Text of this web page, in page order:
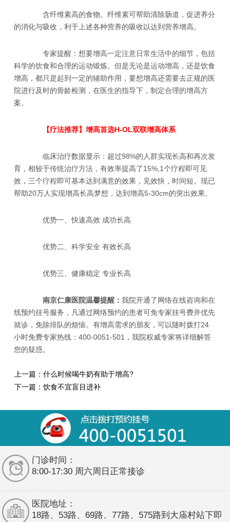
含纤维素高的食物。纤维素可帮助清除肠道，促进养分
的消化与吸收，利于上述各种营养的吸收以达到营养增高。
专家提醒：想要增高一定注意日常生活中的细节，包括
科学的饮食和合理的运动锻炼。但是无论是运动增高，还是饮食
增高，都只是起到一定的辅助作用，要想增高还需要去正规的医
院进行及时的骨龄检测，在医生的指导下，制定合理的增高方
案。
【疗法推荐】增高首选H-OL双联增高体系
临床治疗数据显示：超过98%的人群实现长高和再次发
育，相较于传统治疗方法，有效率提高了15%,1个疗程即可见
效，三个疗程即可基本达到满意的效果，见效快，时间短。现已
帮助20万人实现增高长高梦想，达到增高5-30cm的突出效果。
优势一、快速高效 成功长高
优势二、科学安全 有效长高
优势三、健康稳定 专业长高
南京仁康医院温馨提醒：我院开通了网络在线咨询和在
线预约挂号服务，凡通过网络预约的患者可免专家挂号费并优先
就诊，免除排队的烦恼。有增高需求的朋友，可以随时拨打24
小时免费专家热线：400-0051-501，我院权威专家将详细解答
您的疑惑。
上一篇： 什么时候喝牛奶有助于增高?
下一篇： 饮食不宜盲目进补
门诊时间：
8:00-17:30 周六周日正常接诊
医院地址：
18路、53路、69路、77路、575路到大庙村站下即